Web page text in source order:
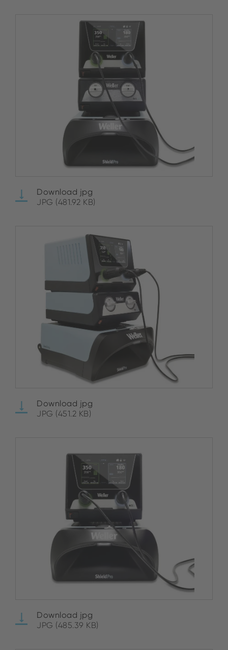
Download jpg
JPG (481.92 KB)
Download jpg
JPG (451.2 KB)
Download jpg
JPG (485.39 KB)